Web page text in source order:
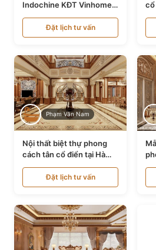
Indochine KĐT Vinhomes
Ocean Park NT24600
Đặt lịch tư vấn
cổ
Phạm Văn Nam
Nội thất biệt thự phong
cách tân cổ điển tại Hà
Nội NT24405
Đặt lịch tư vấn